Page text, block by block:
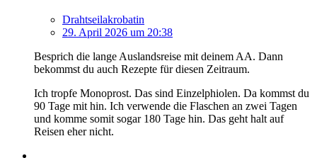
Drahtseilakrobatin
29. April 2026 um 20:38
Besprich die lange Auslandsreise mit deinem AA. Dann
bekommst du auch Rezepte für diesen Zeitraum.
Ich tropfe Monoprost. Das sind Einzelphiolen. Da kommst du
90 Tage mit hin. Ich verwende die Flaschen an zwei Tagen
und komme somit sogar 180 Tage hin. Das geht halt auf
Reisen eher nicht.